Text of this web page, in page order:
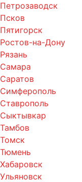
Петрозаводск
Псков
Пятигорск
Ростов-на-Дону
Рязань
Самара
Саратов
Симферополь
Ставрополь
Сыктывкар
Тамбов
Томск
Тюмень
Хабаровск
Ульяновск